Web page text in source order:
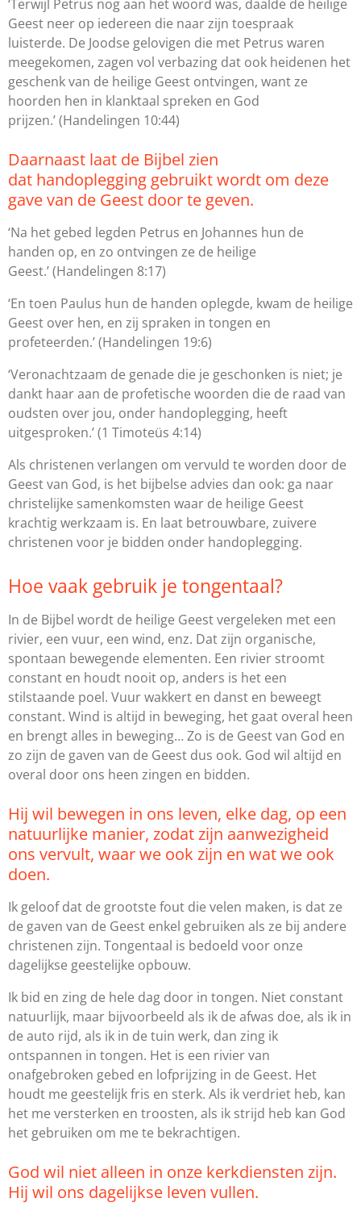
‘Terwijl Petrus nog aan het woord was, daalde de heilige
Geest neer op iedereen die naar zijn toespraak
luisterde. De Joodse gelovigen die met Petrus waren
meegekomen, zagen vol verbazing dat ook heidenen het
geschenk van de heilige Geest ontvingen, want ze
hoorden hen in klanktaal spreken en God
prijzen.’(Handelingen 10:44)
Daarnaast laat de Bijbel zien
dat handoplegging gebruikt wordt om deze
gave van de Geest door te geven.
‘Na het gebed legden Petrus en Johannes hun de
handen op, en zo ontvingen ze de heilige
Geest.’(Handelingen 8:17)
‘En toen Paulus hun de handen oplegde, kwam de heilige
Geest over hen, en zij spraken in tongen en
profeteerden.’(Handelingen 19:6)
‘Veronachtzaam de genade die je geschonken is niet; je
dankt haar aan de profetische woorden die de raad van
oudsten over jou, onder handoplegging, heeft
uitgesproken.’(1 Timoteüs 4:14)
Als christenen verlangen om vervuld te worden door de
Geest van God, is het bijbelse advies dan ook: ga naar
christelijke samenkomsten waar de heilige Geest
krachtig werkzaam is. En laat betrouwbare, zuivere
christenen voor je bidden onder handoplegging.
Hoe vaak gebruik je tongentaal?
In de Bijbel wordt de heilige Geest vergeleken met een
rivier, een vuur, een wind, enz. Dat zijn organische,
spontaan bewegende elementen. Een rivier stroomt
constant en houdt nooit op, anders is het een
stilstaande poel. Vuur wakkert en danst en beweegt
constant. Wind is altijd in beweging, het gaat overal heen
en brengt alles in beweging… Zo is de Geest van God en
zo zijn de gaven van de Geest dus ook. God wil altijd en
overal door ons heen zingen en bidden.
Hij wil bewegen in ons leven, elke dag, op een
natuurlijke manier, zodat zijn aanwezigheid
ons vervult, waar we ook zijn en wat we ook
doen.
Ik geloof dat de grootste fout die velen maken, is dat ze
de gaven van de Geest enkel gebruiken als ze bij andere
christenen zijn. Tongentaal is bedoeld voor onze
dagelijkse geestelijke opbouw.
Ik bid en zing de hele dag door in tongen. Niet constant
natuurlijk, maar bijvoorbeeld als ik de afwas doe, als ik in
de auto rijd, als ik in de tuin werk, dan zing ik
ontspannen in tongen. Het is een rivier van
onafgebroken gebed en lofprijzing in de Geest. Het
houdt me geestelijk fris en sterk. Als ik verdriet heb, kan
het me versterken en troosten, als ik strijd heb kan God
het gebruiken om me te bekrachtigen.
God wil niet alleen in onze kerkdiensten zijn.
Hij wil ons dagelijkse leven vullen.